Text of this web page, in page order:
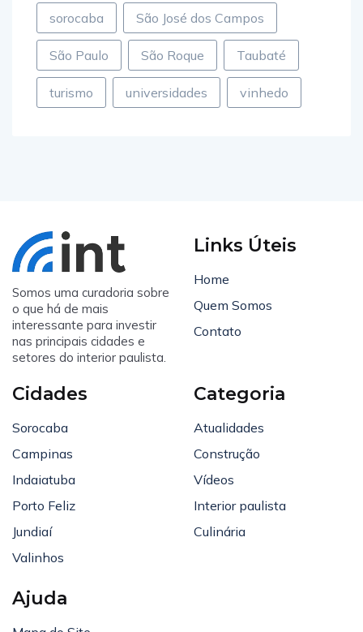
sorocaba São José dos Campos
São Paulo São Roque Taubaté
turismo universidades vinhedo
Somos uma curadoria sobre
o que há de mais
interessante para investir
nas principais cidades e
setores do interior paulista.
Links Úteis
Home
Quem Somos
Contato
Cidades
Sorocaba
Campinas
Indaiatuba
Porto Feliz
Jundiaí
Valinhos
Categoria
Atualidades
Construção
Vídeos
Interior paulista
Culinária
Ajuda